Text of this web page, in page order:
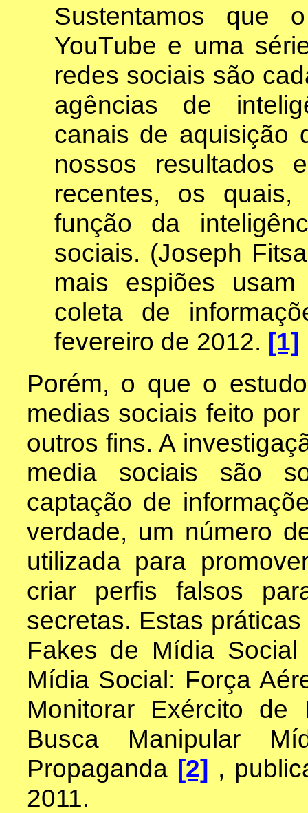
Sustentamos que
YouTube e uma
redes sociais são
agências de
canais de aquisição
nossos resultados
recentes, os quais,
função da
sociais. (Joseph
mais espiões
coleta de
fevereiro de 2012. [1]
Porém, o que o
medias sociais feito
outros fins. A
media sociais são
captação de
verdade, um número
utilizada para
criar perfis falsos
secretas. Estas
Fakes de Mídia Social
Mídia Social: Força
Monitorar Exército de
Busca Manipular
Propaganda [2] ,
2011.